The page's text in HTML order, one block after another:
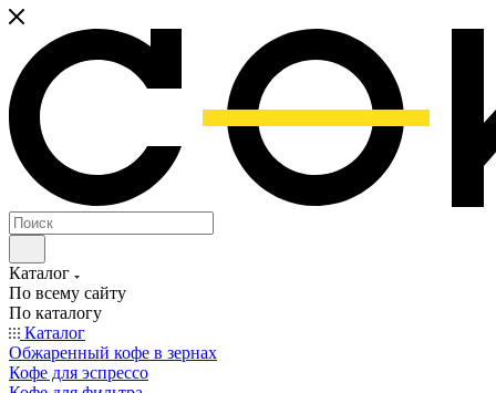
Каталог
По всему сайту
По каталогу
Каталог
Обжаренный кофе в зернах
Кофе для эспрессо